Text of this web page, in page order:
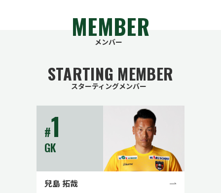
MEMBER
メンバー
STARTING MEMBER
スターティングメンバー
#1
GK
兒島 拓哉